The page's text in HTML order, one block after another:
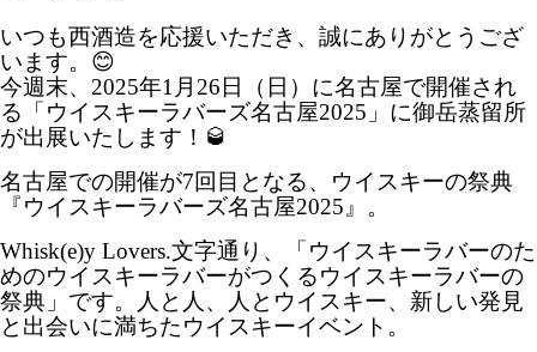
いつも西酒造を応援いただき、誠にありがとうござ
います。😊
今週末、2025年1月26日（日）に名古屋で開催され
る「ウイスキーラバーズ名古屋2025」に御岳蒸留所
が出展いたします！🥃
名古屋での開催が7回目となる、ウイスキーの祭典
『ウイスキーラバーズ名古屋2025』。
Whisk(e)y Lovers.文字通り、「ウイスキーラバーのた
めのウイスキーラバーがつくるウイスキーラバーの
祭典」です。人と人、人とウイスキー、新しい発見
と出会いに満ちたウイスキーイベント。